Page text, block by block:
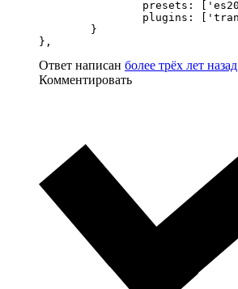
},
Ответ написан более трёх лет назад
Комментировать